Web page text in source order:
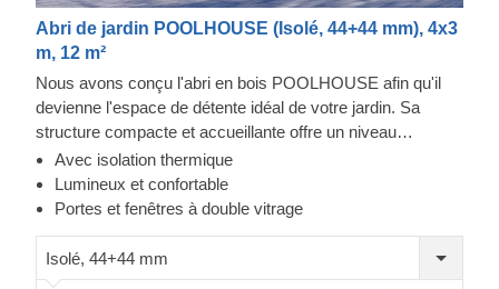
Abri de jardin POOLHOUSE (Isolé, 44+44 mm), 4x3
m, 12 m²
Nous avons conçu l'abri en bois POOLHOUSE afin qu'il
devienne l'espace de détente idéal de votre jardin. Sa
structure compacte et accueillante offre un niveau
d'espace surprenant grâce à ses fenêtres et ses portes,
qui recouvrent presque tout l'avant de l'abri du sol au
plafond. Faites un pas en avant, ouvrez la porte d'entrée et
vous !
Avec isolation thermique
Lumineux et confortable
Portes et fenêtres à double vitrage
Isolé, 44+44 mm